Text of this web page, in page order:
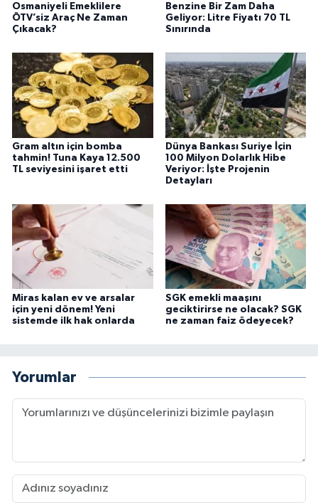
Osmaniyeli Emeklilere
ÖTV’siz Araç Ne Zaman
Çıkacak?
Benzine Bir Zam Daha
Geliyor: Litre Fiyatı 70 TL
Sınırında
Gram altın için bomba
tahmin! Tuna Kaya 12.500
TL seviyesini işaret etti
Dünya Bankası Suriye İçin
100 Milyon Dolarlık Hibe
Veriyor: İşte Projenin
Detayları
Miras kalan ev ve arsalar
için yeni dönem! Yeni
sistemde ilk hak onlarda
SGK emekli maaşını
geciktirirse ne olacak? SGK
ne zaman faiz ödeyecek?
Yorumlar